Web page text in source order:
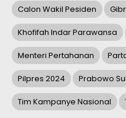
Calon Wakil Pesiden
Khofifah Indar Parawansa
Menteri Pertahanan
Pilpres 2024 Prabowo
Tim Kampanye Nasional